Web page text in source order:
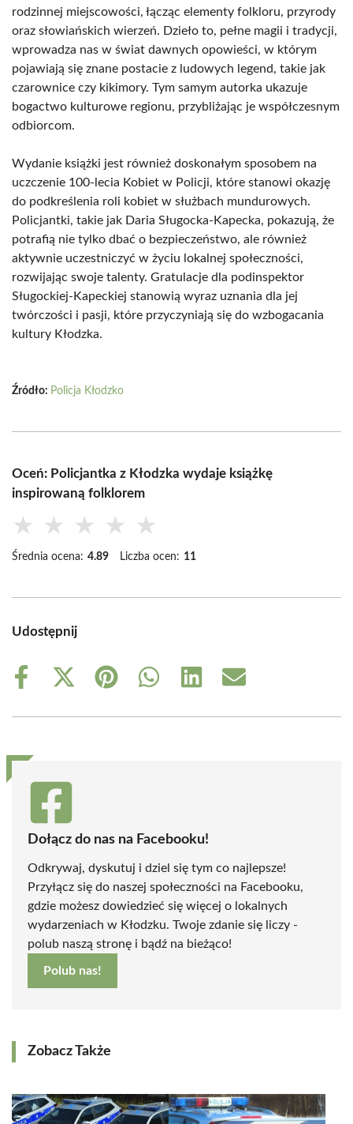
rodzinnej miejscowości, łącząc elementy folkloru, przyrody
oraz słowiańskich wierzeń. Dzieło to, pełne magii i tradycji,
wprowadza nas w świat dawnych opowieści, w którym
pojawiają się znane postacie z ludowych legend, takie jak
czarownice czy kikimory. Tym samym autorka ukazuje
bogactwo kulturowe regionu, przybliżając je współczesnym
odbiorcom.
Wydanie książki jest również doskonałym sposobem na
uczczenie 100-lecia Kobiet w Policji, które stanowi okazję
do podkreślenia roli kobiet w służbach mundurowych.
Policjantki, takie jak Daria Sługocka-Kapecka, pokazują, że
potrafią nie tylko dbać o bezpieczeństwo, ale również
aktywnie uczestniczyć w życiu lokalnej społeczności,
rozwijając swoje talenty. Gratulacje dla podinspektor
Sługockiej-Kapeckiej stanowią wyraz uznania dla jej
twórczości i pasji, które przyczyniają się do wzbogacania
kultury Kłodzka.
Źródło: Policja Kłodzko
Oceń: Policjantka z Kłodzka wydaje książkę
inspirowaną folklorem
★ ★ ★ ★ ★
Średnia ocena: 4.89 Liczba ocen: 11
Udostępnij
Share
Share
(Twitter)
Share
Share
Share
Share
Dołącz do nas na Facebooku!
Odkrywaj, dyskutuj i dziel się tym co najlepsze!
Przyłącz się do naszej społeczności na Facebooku,
gdzie możesz dowiedzieć się więcej o lokalnych
wydarzeniach w Kłodzku. Twoje zdanie się liczy -
polub naszą stronę i bądź na bieżąco!
Polub nas!
Zobacz Także